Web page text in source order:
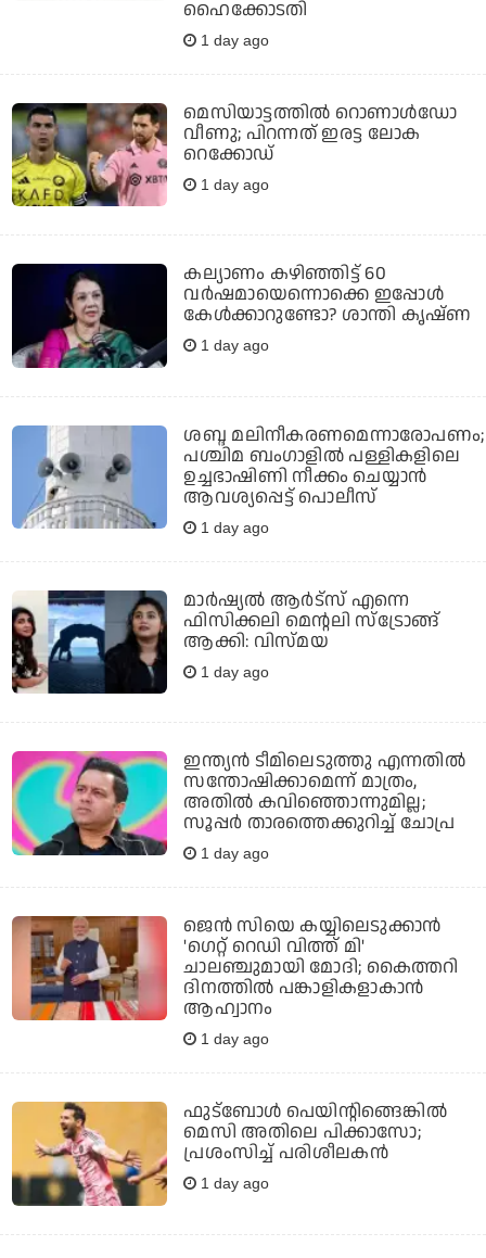
ഹൈക്കോടതി
1 day ago
മെസിയാട്ടത്തില്‍ റൊണാള്‍ഡോ
വീണു; പിറന്നത് ഇരട്ട ലോക
റെക്കോഡ്
1 day ago
കല്യാണം കഴിഞ്ഞിട്ട് 60
വർഷമായെന്നൊക്കെ ഇപ്പോൾ
കേൾക്കാറുണ്ടോ? ശാന്തി കൃഷ്ണ
1 day ago
ശബ്ദ മലിനീകരണമെന്നാരോപണം;
പശ്ചിമ ബംഗാളില്‍ പള്ളികളിലെ
ഉച്ചഭാഷിണി നീക്കം ചെയ്യാന്‍
ആവശ്യപ്പെട്ട് പൊലീസ്
1 day ago
മാർഷ്യൽ ആർട്സ് എന്നെ
ഫിസിക്കലി മെന്റലി സ്ട്രോങ്ങ്
ആക്കി: വിസ്മയ
1 day ago
ഇന്ത്യന്‍ ടീമിലെടുത്തു എന്നതില്‍
സന്തോഷിക്കാമെന്ന് മാത്രം,
അതില്‍ കവിഞ്ഞൊന്നുമില്ല;
സൂപ്പര്‍ താരത്തെക്കുറിച്ച് ചോപ്ര
1 day ago
ജെന്‍ സിയെ കയ്യിലെടുക്കാന്‍
'ഗെറ്റ് റെഡി വിത്ത് മി'
ചാലഞ്ചുമായി മോദി; കൈത്തറി
ദിനത്തില്‍ പങ്കാളികളാകാന്‍
ആഹ്വാനം
1 day ago
ഫുട്‌ബോള്‍ പെയിന്റിങ്ങെങ്കില്‍
മെസി അതിലെ പിക്കാസോ;
പ്രശംസിച്ച് പരിശീലകന്‍
1 day ago